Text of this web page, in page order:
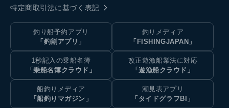
特定商取引法に基づく表記
釣り船予約アプリ
「釣割アプリ」
釣りメディア
「FISHINGJAPAN」
1秒記入の乗船名簿
「乗船名簿クラウド」
改正遊漁船業法に対応
「遊漁船クラウド」
船釣りメディア
「船釣りマガジン」
潮見表アプリ
「タイドグラフBI」